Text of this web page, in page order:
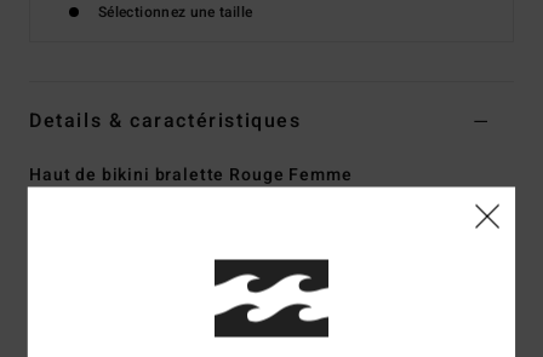
Sélectionnez une taille
Details & caractéristiques
Haut de bikini bralette Rouge Femme
Mélange de polyamide, de polyester et